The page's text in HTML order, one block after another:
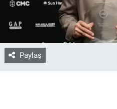
Paylaş
İletişim/Künye
Gözden Kaçmasın